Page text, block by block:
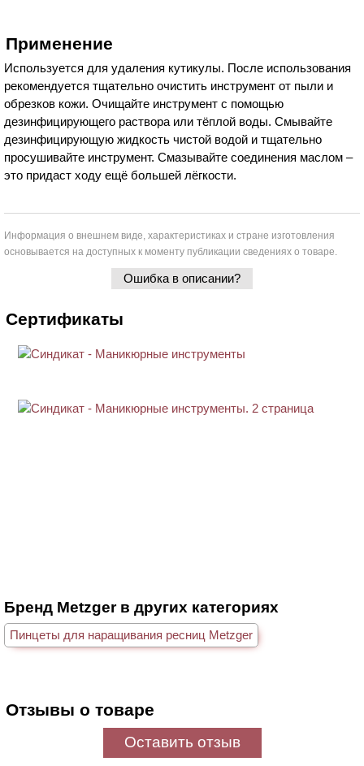
Применение
Используется для удаления кутикулы. После использования
рекомендуется тщательно очистить инструмент от пыли и
обрезков кожи. Очищайте инструмент с помощью
дезинфицирующего раствора или тёплой воды. Смывайте
дезинфицирующую жидкость чистой водой и тщательно
просушивайте инструмент. Смазывайте соединения маслом –
это придаст ходу ещё большей лёгкости.
Информация о внешнем виде, характеристиках и стране изготовления
основывается на доступных к моменту публикации сведениях о товаре.
Ошибка в описании?
Сертификаты
Бренд Metzger в других категориях
Пинцеты для наращивания ресниц Metzger
Отзывы о товаре
Оставить отзыв